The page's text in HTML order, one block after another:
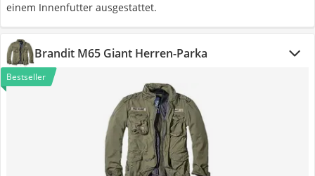
einem Innenfutter ausgestattet.
Brandit M65 Giant Herren-Parka
Bestseller